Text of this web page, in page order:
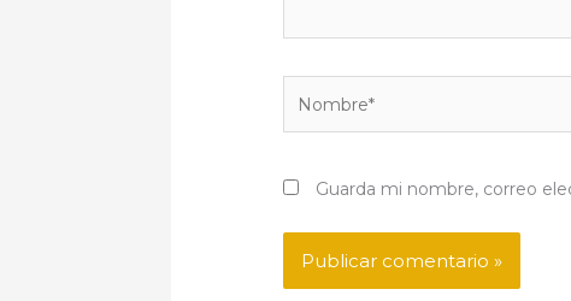
Guarda mi nombre, correo